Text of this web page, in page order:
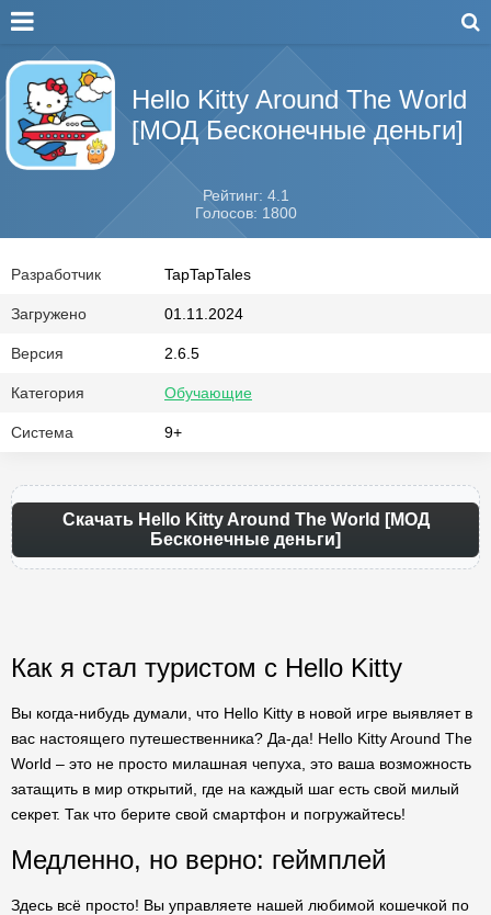
Hello Kitty Around The World
[МОД Бесконечные деньги]
Рейтинг: 4.1
Голосов: 1800
Разработчик TapTapTales
Загружено 01.11.2024
Версия 2.6.5
Категория Обучающие
Система 9+
Скачать Hello Kitty Around The World [МОД
Бесконечные деньги]
Как я стал туристом с Hello Kitty
Вы когда-нибудь думали, что Hello Kitty в новой игре выявляет в
вас настоящего путешественника? Да-да! Hello Kitty Around The
World – это не просто милашная чепуха, это ваша возможность
затащить в мир открытий, где на каждый шаг есть свой милый
секрет. Так что берите свой смартфон и погружайтесь!
Медленно, но верно: геймплей
Здесь всё просто! Вы управляете нашей любимой кошечкой по